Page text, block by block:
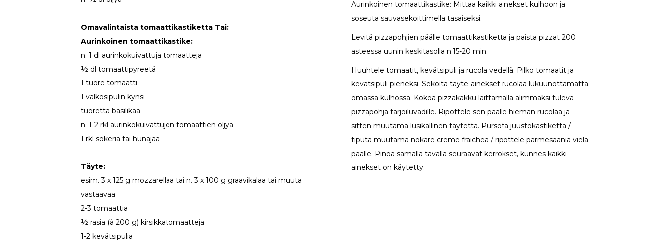
Omavalintaista tomaattikastiketta Tai:
Aurinkoinen tomaattikastike:
n. 1 dl aurinkokuivattuja tomaatteja
½ dl tomaattipyreetä
1 tuore tomaatti
1 valkosipulin kynsi
tuoretta basilikaa
n. 1-2 rkl aurinkokuivattujen tomaattien öljyä
1 rkl sokeria tai hunajaa
Täyte:
esim. 3 x 125 g mozzarellaa tai n. 3 x 100 g graavikalaa tai muuta
vastaavaa
2-3 tomaattia
½ rasia (à 200 g) kirsikkatomaatteja
1-2 kevätsipulia
Aurinkoinen tomaattikastike: Mittaa kaikki ainekset kulhoon ja
soseuta sauvasekoittimella tasaiseksi.
Levitä pizzapohjien päälle tomaattikastiketta ja paista pizzat 200
asteessa uunin keskitasolla n.15-20 min.
Huuhtele tomaatit, kevätsipuli ja rucola vedellä. Pilko tomaatit ja
kevätsipuli pieneksi. Sekoita täyte-ainekset rucolaa lukuunottamatta
omassa kulhossa. Kokoa pizzakakku laittamalla alimmaksi tuleva
pizzapohja tarjoiluvadille. Ripottele sen päälle hieman rucolaa ja
sitten muutama lusikallinen täytettä. Pursota juustokastiketta /
tiputa muutama nokare creme fraichea / ripottele parmesaania vielä
päälle. Pinoa samalla tavalla seuraavat kerrokset, kunnes kaikki
ainekset on käytetty.